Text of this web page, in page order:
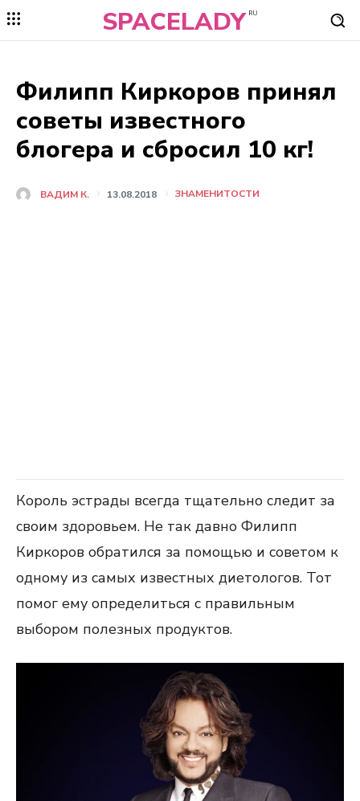
SPACELADY RU
Филипп Киркоров принял
советы известного
блогера и сбросил 10 кг!
ВАДИМ К. 13.08.2018 ЗНАМЕНИТОСТИ
Король эстрады всегда тщательно следит за
своим здоровьем. Не так давно Филипп
Киркоров обратился за помощью и советом к
одному из самых известных диетологов. Тот
помог ему определиться с правильным
выбором полезных продуктов.